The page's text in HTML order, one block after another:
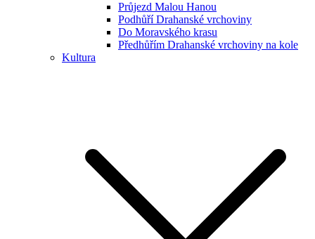
Průjezd Malou Hanou
Podhůří Drahanské vrchoviny
Do Moravského krasu
Předhůřím Drahanské vrchoviny na kole
Kultura